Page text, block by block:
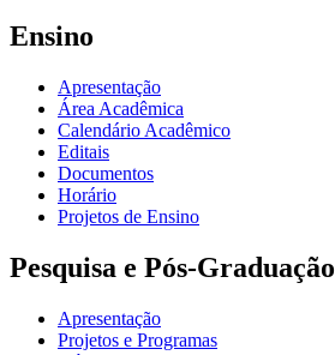
Ensino
Apresentação
Área Acadêmica
Calendário Acadêmico
Editais
Documentos
Horário
Projetos de Ensino
Pesquisa e Pós-Graduação
Apresentação
Projetos e Programas